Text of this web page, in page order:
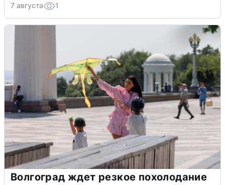
7 августа 1
Волгоград ждет резкое похолодание